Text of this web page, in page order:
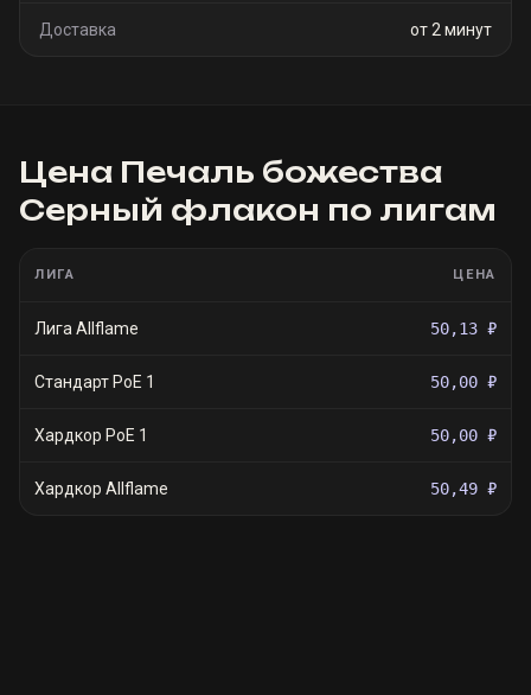
Доставка от 2 минут
Цена Печаль божества
Серный флакон по лигам
ЛИГА ЦЕНА
Лига Allflame 50,13 ₽
Стандарт PoE 1 50,00 ₽
Хардкор PoE 1 50,00 ₽
Хардкор Allflame 50,49 ₽